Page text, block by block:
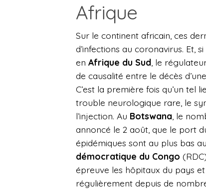
Afrique
Sur le continent africain, ces
d’infections au coronavirus. Et,
en Afrique du Sud , le
de causalité entre le décès
C’est la première fois qu’un tel
trouble neurologique rare, le
l’injection. Au Botswana , le
annoncé le 2 août, que le port
épidémiques sont au plus bas au
démocratique du Congo
épreuve les hôpitaux du pays
régulièrement depuis de